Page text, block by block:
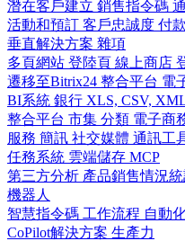
潛在客戶建立 銷售指令碼
活動和預訂 客戶忠誠度 付
垂直解決方案 雜項
多頁網站 登陸頁 線上商店
遷移至Bitrix24 整合平台 電
BI系統 銀行 XLS, CSV,
整合平台 市集 分類 電子商
服務 簡訊 社交媒體 通訊工
任務系統 雲端儲存 MCP
第三方分析 產品銷售情況
機器人
智慧指令碼 工作流程 自動
CoPilot解決方案 生產力